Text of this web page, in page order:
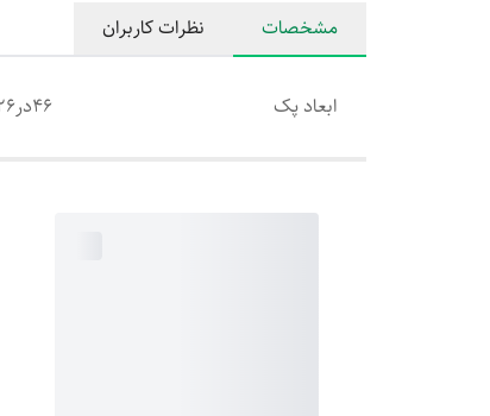
مشخصات نظرات کاربران
ابعاد پک ۴۶در۲۶در۲۷